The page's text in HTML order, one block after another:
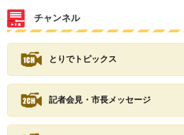
チャンネル
とりでトピックス
記者会見・市長メッセージ